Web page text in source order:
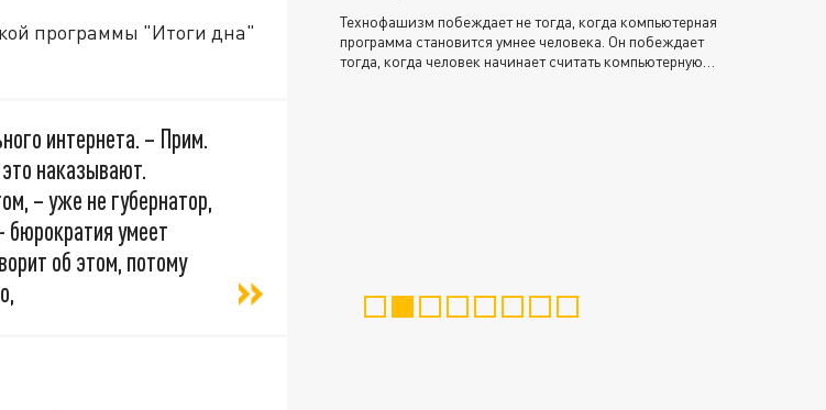
программы "Итоги дна"
интернета. – Прим.
наказывают.
– уже не губернатор,
умеет
об этом, потому
Технофашизм побеждает не тогда, когда компьютерная
программа становится умнее человека. Он побеждает
тогда, когда человек начинает считать компьютерную